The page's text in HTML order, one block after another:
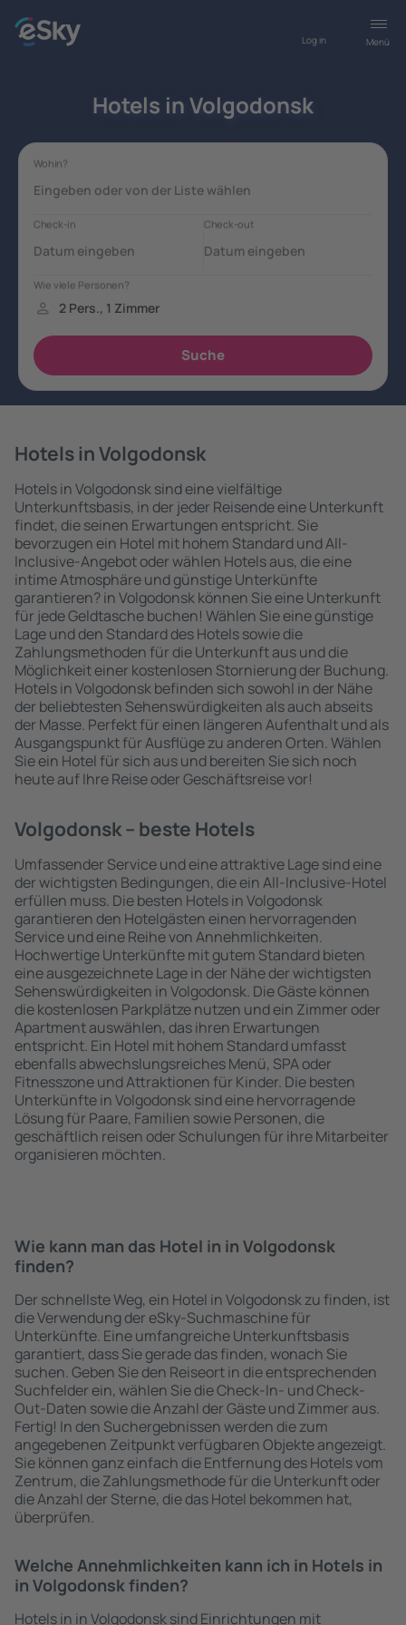
Menü
Log in
Hotels in Volgodonsk
Hotels in Volgodonsk
Hotels in Volgodonsk sind eine vielfältige
Unterkunftsbasis, in der jeder Reisende eine Unterkunft
findet, die seinen Erwartungen entspricht. Sie
bevorzugen ein Hotel mit hohem Standard und All-
Inclusive-Angebot oder wählen Hotels aus, die eine
intime Atmosphäre und günstige Unterkünfte
garantieren? in Volgodonsk können Sie eine Unterkunft
für jede Geldtasche buchen! Wählen Sie eine günstige
Lage und den Standard des Hotels sowie die
Zahlungsmethoden für die Unterkunft aus und die
Möglichkeit einer kostenlosen Stornierung der Buchung.
Hotels in Volgodonsk befinden sich sowohl in der Nähe
der beliebtesten Sehenswürdigkeiten als auch abseits
der Masse. Perfekt für einen längeren Aufenthalt und als
Ausgangspunkt für Ausflüge zu anderen Orten. Wählen
Sie ein Hotel für sich aus und bereiten Sie sich noch
heute auf Ihre Reise oder Geschäftsreise vor!
Volgodonsk – beste Hotels
Umfassender Service und eine attraktive Lage sind eine
der wichtigsten Bedingungen, die ein All-Inclusive-Hotel
erfüllen muss. Die besten Hotels in Volgodonsk
garantieren den Hotelgästen einen hervorragenden
Service und eine Reihe von Annehmlichkeiten.
Hochwertige Unterkünfte mit gutem Standard bieten
eine ausgezeichnete Lage in der Nähe der wichtigsten
Sehenswürdigkeiten in Volgodonsk. Die Gäste können
die kostenlosen Parkplätze nutzen und ein Zimmer oder
Apartment auswählen, das ihren Erwartungen
entspricht. Ein Hotel mit hohem Standard umfasst
ebenfalls abwechslungsreiches Menü, SPA oder
Fitnesszone und Attraktionen für Kinder. Die besten
Unterkünfte in Volgodonsk sind eine hervorragende
Lösung für Paare, Familien sowie Personen, die
geschäftlich reisen oder Schulungen für ihre Mitarbeiter
organisieren möchten.
Wie kann man das Hotel in in Volgodonsk
finden?
Der schnellste Weg, ein Hotel in Volgodonsk zu finden, ist
die Verwendung der eSky-Suchmaschine für
Unterkünfte. Eine umfangreiche Unterkunftsbasis
garantiert, dass Sie gerade das finden, wonach Sie
suchen. Geben Sie den Reiseort in die entsprechenden
Suchfelder ein, wählen Sie die Check-In- und Check-
Out-Daten sowie die Anzahl der Gäste und Zimmer aus.
Fertig! In den Suchergebnissen werden die zum
angegebenen Zeitpunkt verfügbaren Objekte angezeigt.
Sie können ganz einfach die Entfernung des Hotels vom
Zentrum, die Zahlungsmethode für die Unterkunft oder
die Anzahl der Sterne, die das Hotel bekommen hat,
überprüfen.
Welche Annehmlichkeiten kann ich in Hotels in
in Volgodonsk finden?
Hotels in in Volgodonsk sind Einrichtungen mit